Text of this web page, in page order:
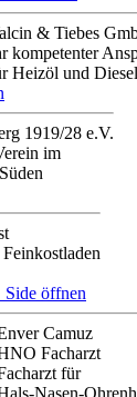
& Tiebes
kompetenter
Heizöl und Diesel
1919/28 e.V.
im
Side öffnen
Camuz
Facharzt
für
Nasen-